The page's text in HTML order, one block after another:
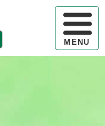
ハンバー
MENU